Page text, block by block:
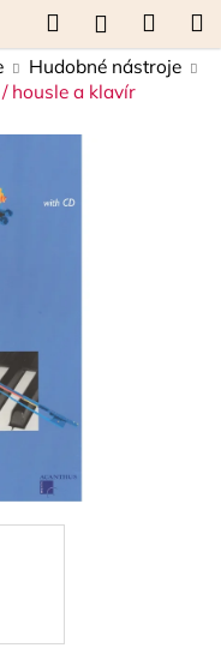
Hľadať
košík
Hudobné nástroje
housle a klavír